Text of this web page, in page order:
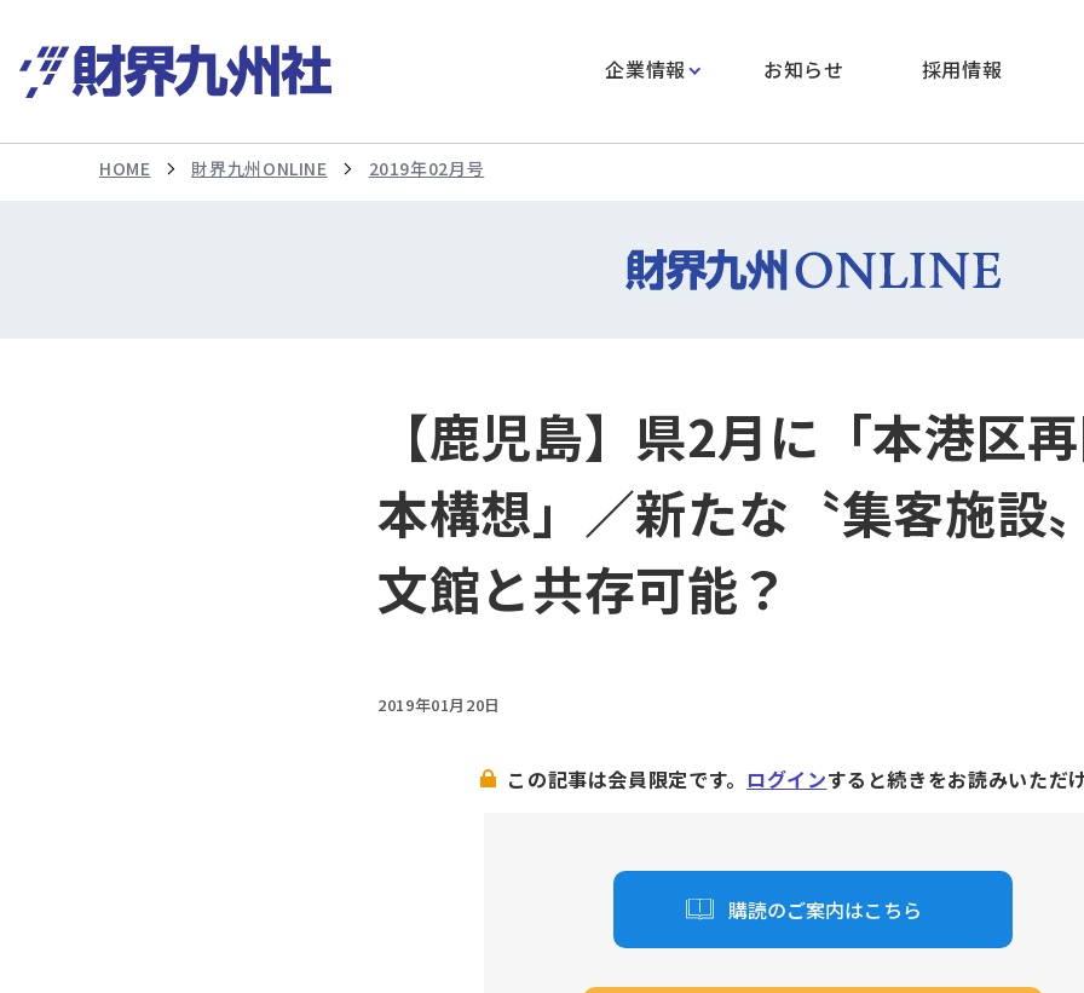
企業情報 お知らせ 採用情報
HOME 財界九州ONLINE 2019年02月号
【鹿児島】県2月に「本港区
本構想」／新たな〝集客施設
文館と共存可能？
2019年01月20日
この記事は会員限定です。 ログインすると続きをお読みいただけ
購読のご案内はこちら